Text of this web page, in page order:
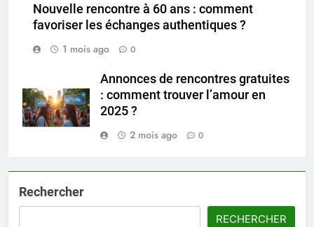
Nouvelle rencontre à 60 ans : comment
favoriser les échanges authentiques ?
1 mois ago
0
Annonces de rencontres gratuites
: comment trouver l’amour en
2025 ?
2 mois ago
0
Rechercher
RECHERCHER